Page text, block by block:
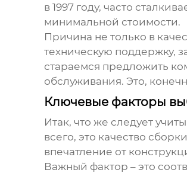
в 1997 году, часто
минимальной стоимости.
Причина не только в
техническую поддержку,
стараемся предложить
обслуживания. Это,
Ключевые факторы
Итак, что же следует
всего, это качество
впечатление от
Важный фактор – это